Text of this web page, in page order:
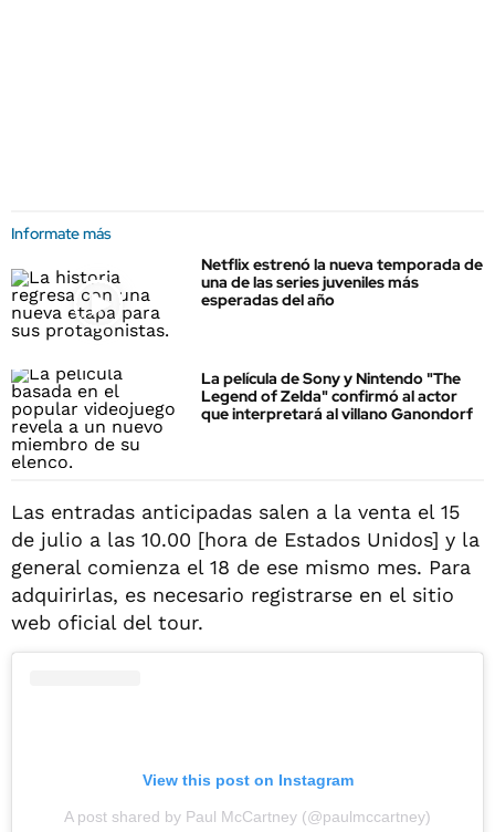
Informate más
Netflix estrenó la nueva temporada de
una de las series juveniles más
esperadas del año
La película de Sony y Nintendo "The
Legend of Zelda" confirmó al actor
que interpretará al villano Ganondorf
Las entradas anticipadas salen a la venta el 15
de julio a las 10.00 [hora de Estados Unidos] y la
general comienza el 18 de ese mismo mes. Para
adquirirlas, es necesario registrarse en el sitio
web oficial del tour.
View this post on Instagram
A post shared by Paul McCartney (@paulmccartney)